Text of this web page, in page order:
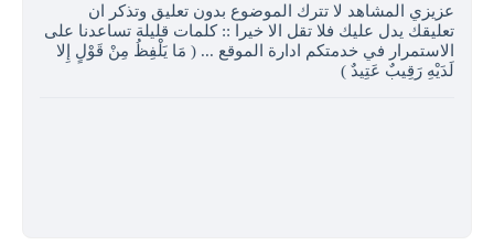
عزيزي المشاهد لا تترك الموضوع بدون تعليق وتذكر ان
تعليقك يدل عليك فلا تقل الا خيرا :: كلمات قليلة تساعدنا على
الاستمرار في خدمتكم ادارة الموقع ... ( مَا يَلْفِظُ مِنْ قَوْلٍ إِلا
لَدَيْهِ رَقِيبٌ عَتِيدٌ )